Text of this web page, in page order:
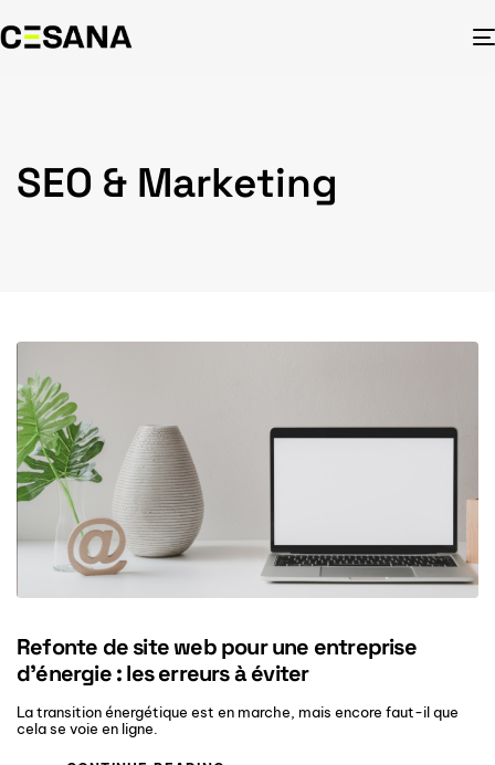
SEO & Marketing
Refonte de site web pour une entreprise
d’énergie : les erreurs à éviter
La transition énergétique est en marche, mais encore faut-il que
cela se voie en ligne.